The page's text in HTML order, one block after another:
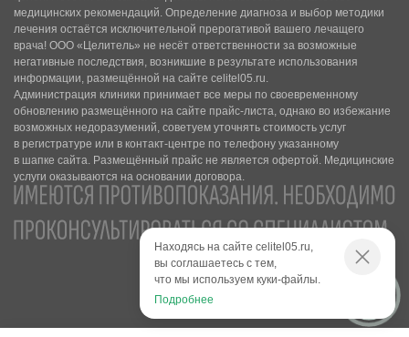
медицинских рекомендаций. Определение диагноза и выбор методики
лечения остаётся исключительной прерогативой вашего лечащего
врача! ООО «Целитель» не несёт ответственности за возможные
негативные последствия, возникшие в результате использования
информации, размещённой на сайте celitel05.ru.
Администрация клиники принимает все меры по своевременному
обновлению размещённого на сайте прайс-листа, однако во избежание
возможных недоразумений, советуем уточнять стоимость услуг
в регистратуре или в контакт-центре по телефону указанному
в шапке сайта. Размещённый прайс не является офертой. Медицинские
услуги оказываются на основании договора.
Находясь на сайте celitel05.ru,
вы соглашаетесь с тем,
что мы используем куки-файлы.
Подробнее